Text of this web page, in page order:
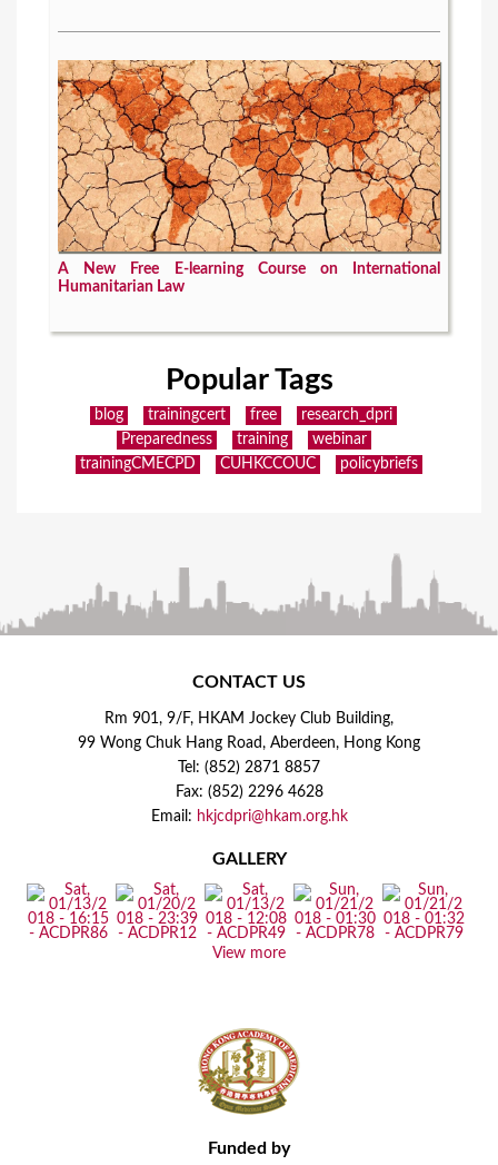
A New Free E-learning Course on International
Humanitarian Law
Popular Tags
blog trainingcert free
research_dpri
Preparedness
training
webinar
trainingCMECPD
CUHKCCOUC policybriefs
CONTACT US
Rm 901, 9/F, HKAM Jockey Club Building,
99 Wong Chuk Hang Road, Aberdeen, Hong Kong
Tel: (852) 2871 8857
Fax: (852) 2296 4628
Email: hkjcdpri@hkam.org.hk
GALLERY
View more
Funded by